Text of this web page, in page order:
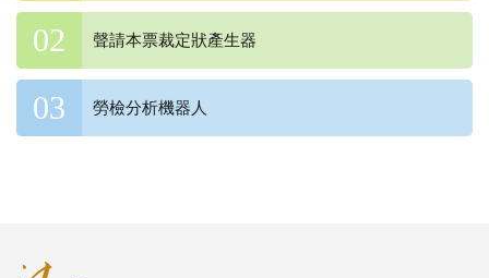
聲請本票裁定狀產生器
勞檢分析機器人